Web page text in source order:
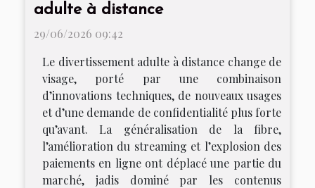
adulte à distance
29/06/2026 09:42
Le divertissement adulte à distance change de
visage, porté par une combinaison
d’innovations techniques, de nouveaux usages
et d’une demande de confidentialité plus forte
qu’avant. La généralisation de la fibre,
l’amélioration du streaming et l’explosion des
paiements en ligne ont déplacé une partie du
marché, jadis dominé par les contenus